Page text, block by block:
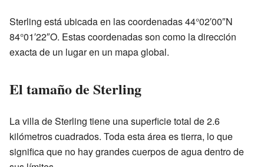
Sterling está ubicada en las coordenadas 44°02′00″N
84°01′22″O. Estas coordenadas son como la dirección
exacta de un lugar en un mapa global.
El tamaño de Sterling
La villa de Sterling tiene una superficie total de 2.6
kilómetros cuadrados. Toda esta área es tierra, lo que
significa que no hay grandes cuerpos de agua dentro de